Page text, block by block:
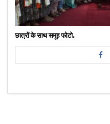
छात्रों के साथ समूह फोटो.